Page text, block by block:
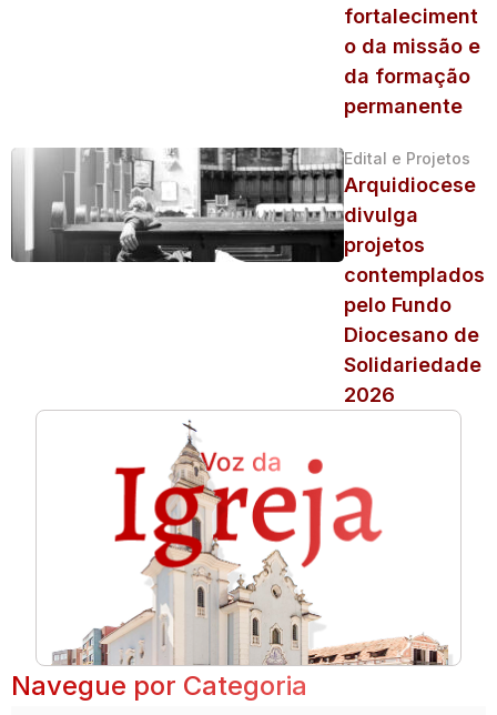
fortaleciment
o da missão e
da formação
permanente
Edital e Projetos
Arquidiocese
divulga
projetos
contemplados
pelo Fundo
Diocesano de
Solidariedade
2026
Navegue por Categoria